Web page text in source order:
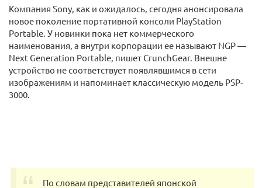
Компания Sony, как и ожидалось, сегодня анонсировала
новое поколение портативной консоли PlayStation
Portable. У новинки пока нет коммерческого
наименования, а внутри корпорации ее называют NGP —
Next Generation Portable, пишет CrunchGear. Внешне
устройство не соответствует появлявшимся в сети
изображениям и напоминает классическую модель PSP-
3000.
По словам представителей японской